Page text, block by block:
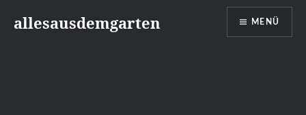
Inhaltallesausdemgarten MENÜ